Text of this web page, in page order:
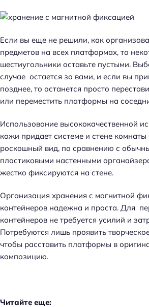
Если вы еще не решили, как
предметов на всех платформах, то
шестиугольники оставьте пустыми.
случае остается за вами, и если вы
позднее, то останется просто
или переместить платформы на
Использование высококачественной
кожи придает системе и стене комнаты
роскошный вид, по сравнению с
пластиковыми настенными
жестко фиксируются на стене.
Организация хранения с магнитной
контейнеров надежна и проста. Для
контейнеров не требуется усилий и
Потребуются лишь проявить
чтобы расставить платформы в
композицию.
Читайте еще: